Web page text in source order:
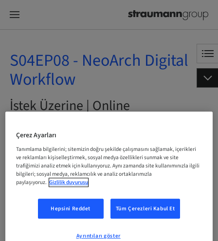
S04EP08 - NeoArch Digital
Workflow
İstek Üzerine | Online
ŞIMDI YER AYIRT
Durum
bookable
Çerez Ayarları
Tanımlama bilgilerini; sitemizin doğru şekilde çalışmasını sağlamak, içerikleri
ve reklamları kişiselleştirmek, sosyal medya özellikleri sunmak ve site
trafiğimizi analiz etmek için kullanıyoruz. Aynı zamanda site kullanımınızla ilgili
bilgileri; sosyal medya, reklamcılık ve analiz ortaklarımızla
paylaşıyoruz. Gizlilik duyurusu
Hepsini Reddet Tüm Çerezleri Kabul Et
Ayrıntıları göster